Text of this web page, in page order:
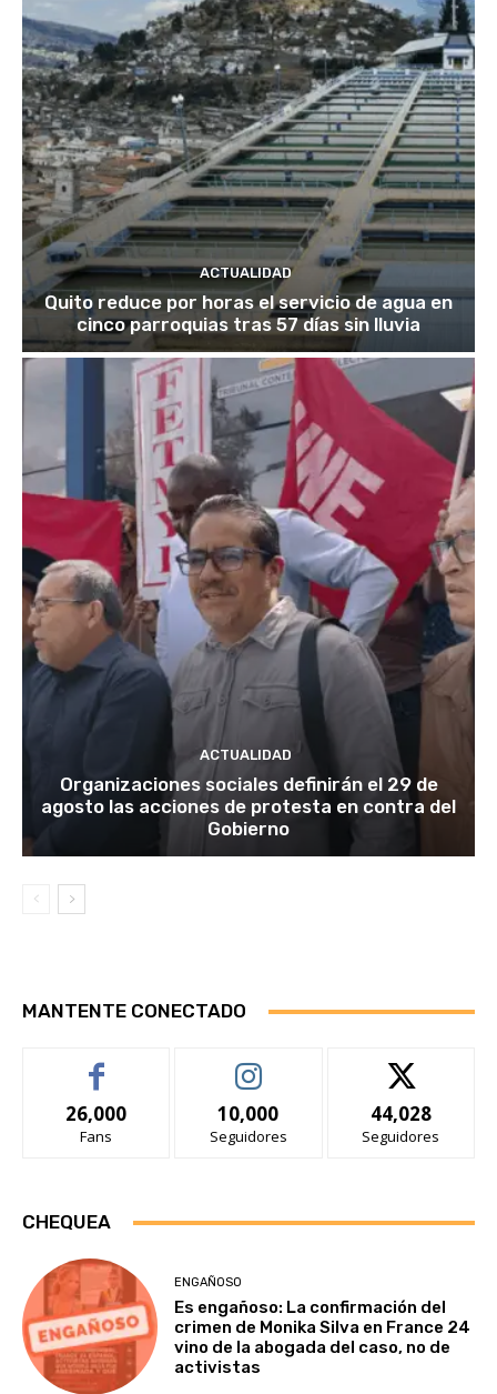
ACTUALIDAD
Quito reduce por horas el servicio de agua en
cinco parroquias tras 57 días sin lluvia
ACTUALIDAD
Organizaciones sociales definirán el 29 de
agosto las acciones de protesta en contra del
Gobierno
MANTENTE CONECTADO
26,000
Fans
10,000
Seguidores
44,028
Seguidores
CHEQUEA
ENGAÑOSO
Es engañoso: La confirmación del
crimen de Monika Silva en France 24
vino de la abogada del caso, no de
activistas